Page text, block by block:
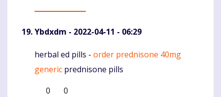
Ybdxdm - 2022-04-11 - 06:29
Komentaras
herbal ed pills - order prednisone 40mg
generic prednisone pills
0
0